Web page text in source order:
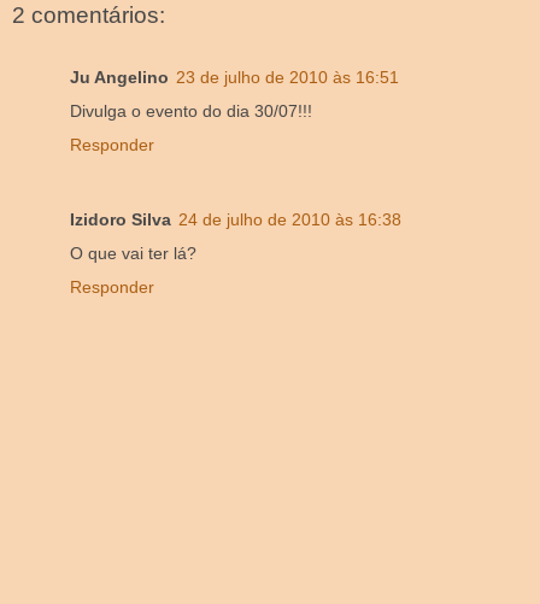
2 comentários:
Ju Angelino 23 de julho de 2010 às 16:51
Divulga o evento do dia 30/07!!!
Responder
Izidoro Silva 24 de julho de 2010 às 16:38
O que vai ter lá?
Responder